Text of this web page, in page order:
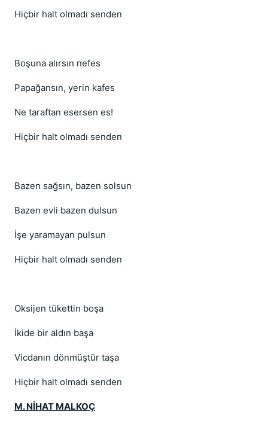
Hiçbir halt olmadı senden
Boşuna alırsın nefes
Papağansın, yerin kafes
Ne taraftan esersen es!
Hiçbir halt olmadı senden
Bazen sağsın, bazen solsun
Bazen evli bazen dulsun
İşe yaramayan pulsun
Hiçbir halt olmadı senden
Oksijen tükettin boşa
İkide bir aldın başa
Vicdanın dönmüştür taşa
Hiçbir halt olmadı senden
M. NİHAT MALKOÇ